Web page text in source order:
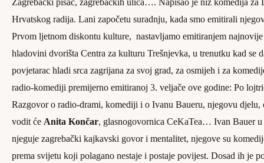
Zagrebački pisac, zagrebačkih ulica…. Napisao je niz komedija za
Hrvatskog radija. Lani započetu suradnju, kada smo emitirali
Prvom ljetnom diskontu kulture, nastavljamo emitiranjem
hladovini dvorišta Centra za kulturu Trešnjevka, u trenutku kad se
povjetarac hladi srca zagrijana za svoj grad, za osmijeh i za
radio-komediji premijerno emitiranoj 3. veljače ove godine: Po
Razgovor o radio-drami, komediji i o Ivanu Baueru, njegovu djelu,
vodit će Anita Končar, glasnogovornica CeKaTea… Ivan Bauer
njeguje zagrebački kajkavski govor i mentalitet, njegove su
prema svijetu koji polagano nestaje i postaje povijest. Dosad ih je